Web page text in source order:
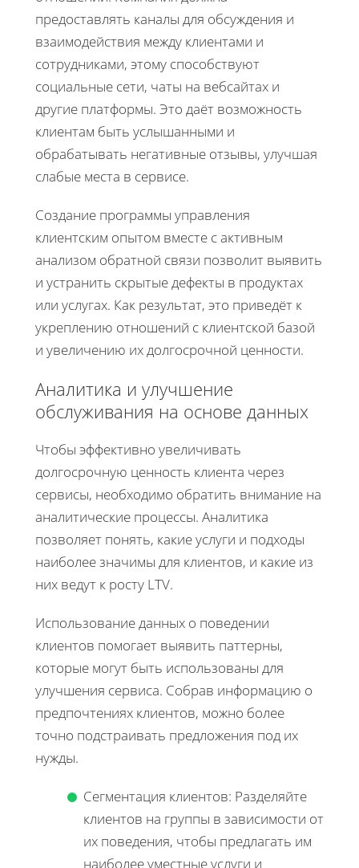
предоставлять каналы для обсуждения и
взаимодействия между клиентами и
сотрудниками, этому способствуют
социальные сети, чаты на вебсайтах и
другие платформы. Это даёт возможность
клиентам быть услышанными и
обрабатывать негативные отзывы, улучшая
слабые места в сервисе.
Создание программы управления
клиентским опытом вместе с активным
анализом обратной связи позволит выявить
и устранить скрытые дефекты в продуктах
или услугах. Как результат, это приведёт к
укреплению отношений с клиентской базой
и увеличению их долгосрочной ценности.
Аналитика и улучшение
обслуживания на основе данных
Чтобы эффективно увеличивать
долгосрочную ценность клиента через
сервисы, необходимо обратить внимание на
аналитические процессы. Аналитика
позволяет понять, какие услуги и подходы
наиболее значимы для клиентов, и какие из
них ведут к росту LTV.
Использование данных о поведении
клиентов помогает выявить паттерны,
которые могут быть использованы для
улучшения сервиса. Собрав информацию о
предпочтениях клиентов, можно более
точно подстраивать предложения под их
нужды.
Сегментация клиентов: Разделяйте
клиентов на группы в зависимости от
их поведения, чтобы предлагать им
наиболее уместные услуги и